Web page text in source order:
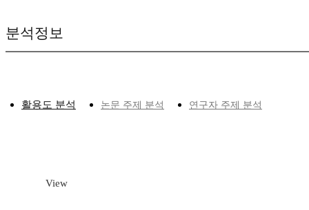
분석정보
활용도 분석 논문 주제 분석 연구자 주제 분석
View